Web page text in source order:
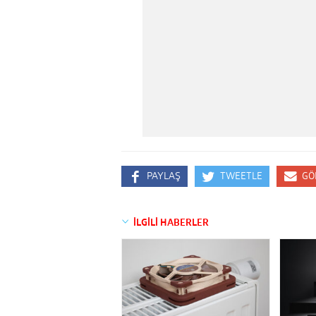
PAYLAŞ TWEETLE
İLGİLİ HABERLER